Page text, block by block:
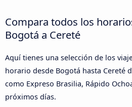
Compara todos los
Bogotá a Cereté
Aquí tienes una selección de los
horario desde Bogotá hasta Cereté
como Expreso Brasilia, Rápido
próximos días.